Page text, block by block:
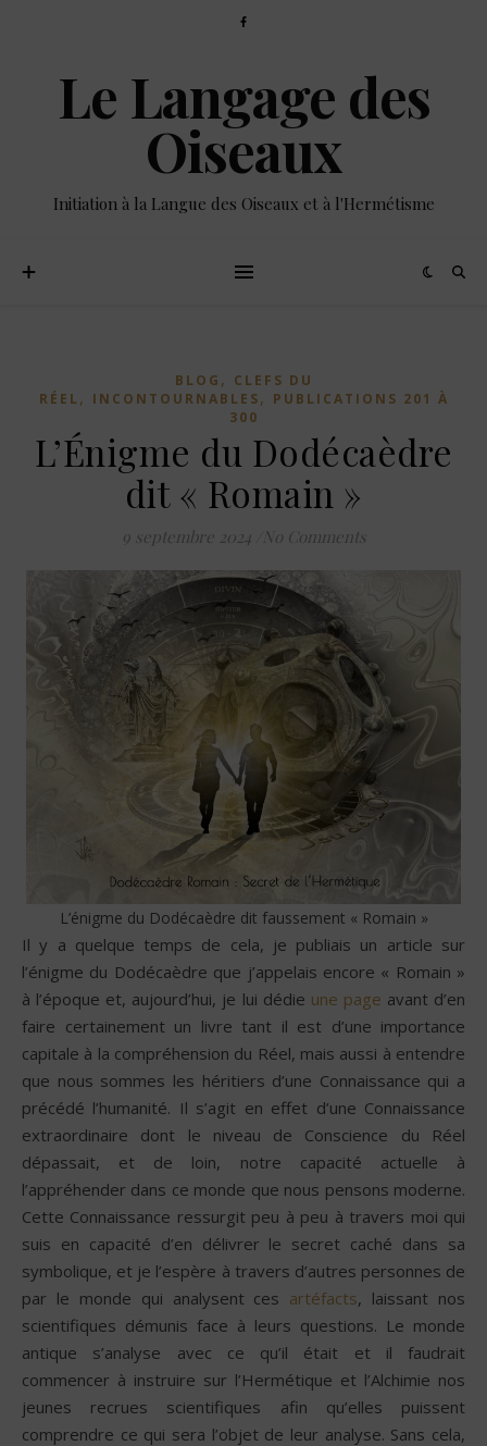
Le Langage des
Oiseaux
Initiation à la Langue des Oiseaux et à l'Hermétisme
BLOG , CLEFS DU
RÉEL, INCONTOURNABLES, PUBLICATIONS 201 À
300
L’Énigme du Dodécaèdre
dit « Romain »
9 septembre 2024 No Comments
L’énigme du Dodécaèdre dit faussement « Romain »
Il y a quelque temps de cela, je publiais un article sur
l’énigme du Dodécaèdre que j’appelais encore « Romain »
à l’époque et, aujourd’hui, je lui dédie une page avant d’en
faire certainement un livre tant il est d’une importance
capitale à la compréhension du Réel, mais aussi à entendre
que nous sommes les héritiers d’une Connaissance qui a
précédé l’humanité. Il s’agit en effet d’une Connaissance
extraordinaire dont le niveau de Conscience du Réel
dépassait, et de loin, notre capacité actuelle à
l’appréhender dans ce monde que nous pensons moderne.
Cette Connaissance ressurgit peu à peu à travers moi qui
suis en capacité d’en délivrer le secret caché dans sa
symbolique, et je l’espère à travers d’autres personnes de
par le monde qui analysent ces artéfacts, laissant nos
scientifiques démunis face à leurs questions. Le monde
antique s’analyse avec ce qu’il était et il faudrait
commencer à instruire sur l’Hermétique et l’Alchimie nos
jeunes recrues scientifiques afin qu’elles puissent
comprendre ce qui sera l’objet de leur analyse. Sans cela,